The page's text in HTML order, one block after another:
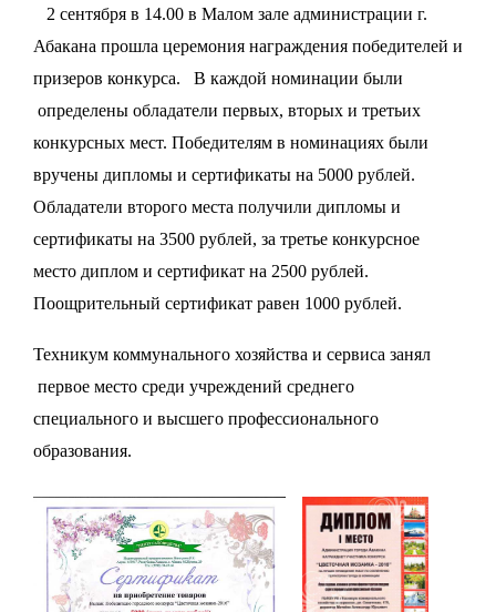
2 сентября в 14.00 в Малом зале администрации г.
Абакана прошла церемония награждения победителей и
призеров конкурса. В каждой номинации были
определены обладатели первых, вторых и третьих
конкурсных мест. Победителям в номинациях были
вручены дипломы и сертификаты на 5000 рублей.
Обладатели второго места получили дипломы и
сертификаты на 3500 рублей, за третье конкурсное
место диплом и сертификат на 2500 рублей.
Поощрительный сертификат равен 1000 рублей.
Техникум коммунального хозяйства и сервиса занял
первое место среди учреждений среднего
специального и высшего профессионального
образования.